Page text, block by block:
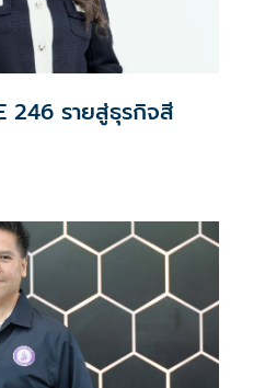
246 รายสู่ธุรกิจสี